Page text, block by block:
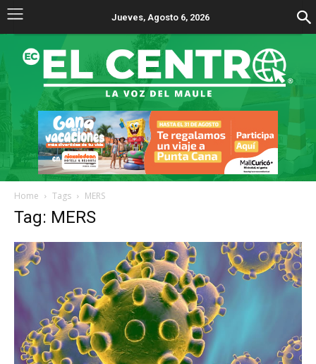
Jueves, Agosto 6, 2026
Home Tags MERS
Tag: MERS